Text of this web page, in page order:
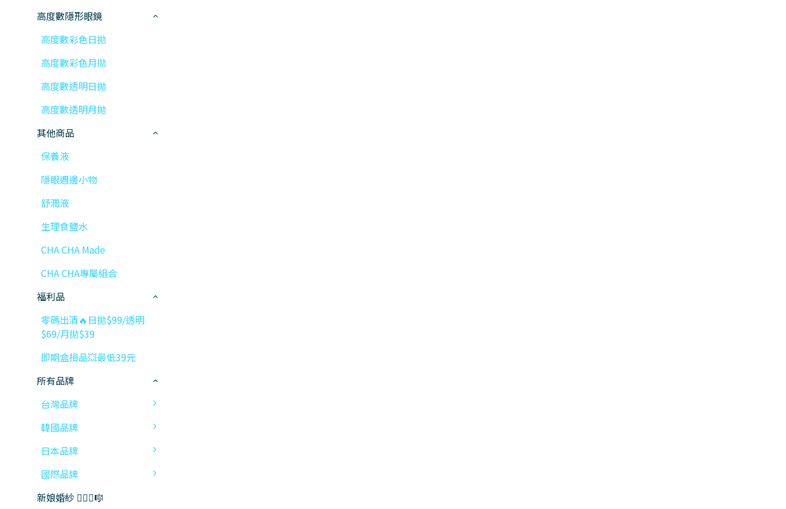
高度數隱形眼鏡
高度數彩色日拋
高度數彩色月拋
高度數透明日拋
高度數透明月拋
其他商品
保養液
隱眼週邊小物
舒潤液
生理食鹽水
CHA CHA Made
CHA CHA專屬組合
福利品
零碼出清🔥日拋$99/透明
$69/月拋$39
即期盒損品💥最低39元
所有品牌
台灣品牌
韓國品牌
日本品牌
國際品牌
新娘婚紗 👰🏻‍♀️🎼